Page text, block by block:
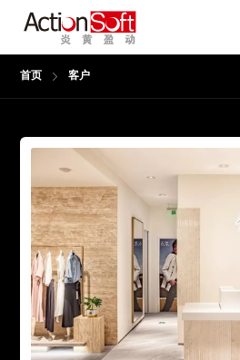
首页 客户